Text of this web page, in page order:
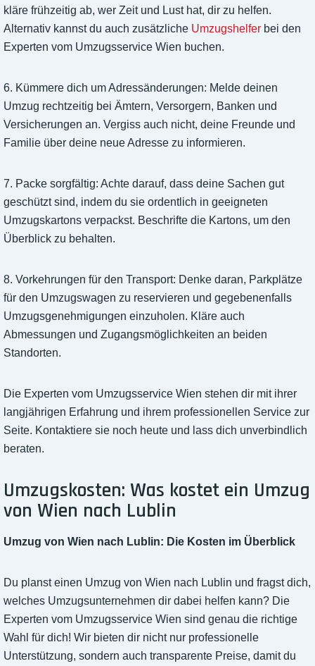
kläre frühzeitig ab, wer Zeit und Lust hat, dir zu helfen.
Alternativ kannst du auch zusätzliche Umzugshelfer bei den
Experten vom Umzugsservice Wien buchen.
6. Kümmere dich um Adressänderungen: Melde deinen
Umzug rechtzeitig bei Ämtern, Versorgern, Banken und
Versicherungen an. Vergiss auch nicht, deine Freunde und
Familie über deine neue Adresse zu informieren.
7. Packe sorgfältig: Achte darauf, dass deine Sachen gut
geschützt sind, indem du sie ordentlich in geeigneten
Umzugskartons verpackst. Beschrifte die Kartons, um den
Überblick zu behalten.
8. Vorkehrungen für den Transport: Denke daran, Parkplätze
für den Umzugswagen zu reservieren und gegebenenfalls
Umzugsgenehmigungen einzuholen. Kläre auch
Abmessungen und Zugangsmöglichkeiten an beiden
Standorten.
Die Experten vom Umzugsservice Wien stehen dir mit ihrer
langjährigen Erfahrung und ihrem professionellen Service zur
Seite. Kontaktiere sie noch heute und lass dich unverbindlich
beraten.
Umzugskosten: Was kostet ein Umzug
von Wien nach Lublin
Umzug von Wien nach Lublin: Die Kosten im Überblick
Du planst einen Umzug von Wien nach Lublin und fragst dich,
welches Umzugsunternehmen dir dabei helfen kann? Die
Experten vom Umzugsservice Wien sind genau die richtige
Wahl für dich! Wir bieten dir nicht nur professionelle
Unterstützung, sondern auch transparente Preise, damit du